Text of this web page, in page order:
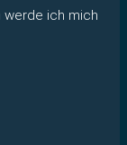
werde ich mich